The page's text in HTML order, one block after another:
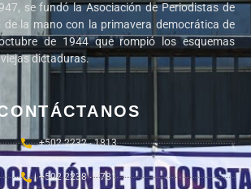
se fundó la Asociación de Periodistas de
de la mano con la primavera democrática de
de 1944 que rompió los esquemas
dictaduras.
+502 2232 - 1813
+502 2238 - 2781